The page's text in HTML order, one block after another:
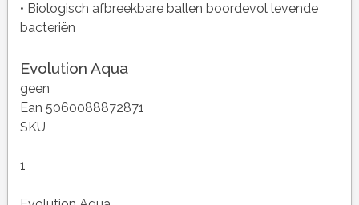
• Biologisch afbreekbare ballen boordevol levende
bacteriën
Evolution Aqua
geen
Ean 5060088872871
SKU
1